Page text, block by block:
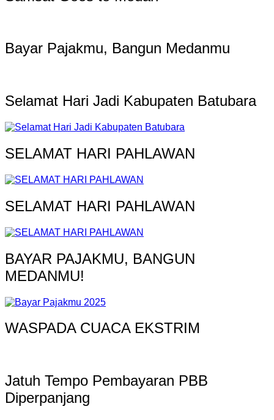
Bayar Pajakmu, Bangun Medanmu
Selamat Hari Jadi Kabupaten Batubara
SELAMAT HARI PAHLAWAN
SELAMAT HARI PAHLAWAN
BAYAR PAJAKMU, BANGUN
MEDANMU!
WASPADA CUACA EKSTRIM
Jatuh Tempo Pembayaran PBB
Diperpanjang